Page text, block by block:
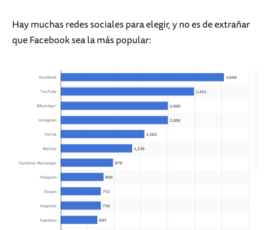
Hay muchas redes sociales para elegir, y no es de extrañar
que Facebook sea la más popular: